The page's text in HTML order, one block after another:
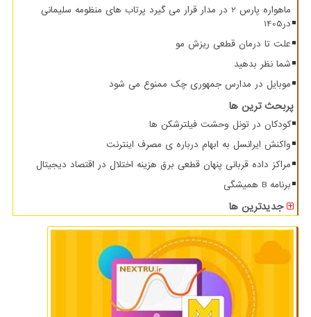
ماهواره پارس 2 در مدار قرار می گیرد پرتاب های منظومه سلیمانی
در1405
علت تا درمان قطعی ریزش مو
شما نظر بدهید
موبایل در مدارس جمهوری چک ممنوع می شود
پربحث ترین ها
کودکان در تونل وحشت فیلترشکن ها
واکنش ایرانسل به ابهام درباره ی مصرف اینترنت
مراکز داده قربانی پنهان قطعی برق هزینه اختلال در اقتصاد دیجیتال
برنامه B همیشگی
جدیدترین ها